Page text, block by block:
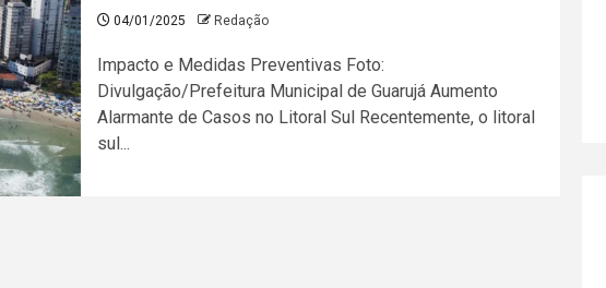
04/01/2025 Redação
Impacto e Medidas Preventivas Foto:
Divulgação/Prefeitura Municipal de Guarujá Aumento
Alarmante de Casos no Litoral Sul Recentemente, o litoral
sul...